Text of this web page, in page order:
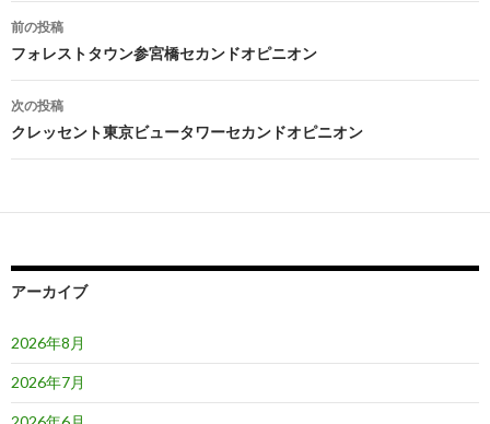
投
稿
ナ
ビ
ゲ
ー
ョ
前の投稿
フォレストタウン参宮橋セカンドオピニオン
次の投稿
クレッセント東京ビュータワーセカンドオピニオン
アーカイブ
2026年8月
2026年7月